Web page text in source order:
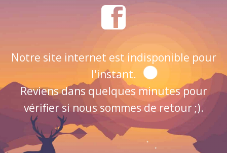
Notre site internet est indisponible pour
l'instant.
Reviens dans quelques minutes pour
vérifier si nous sommes de retour ;).